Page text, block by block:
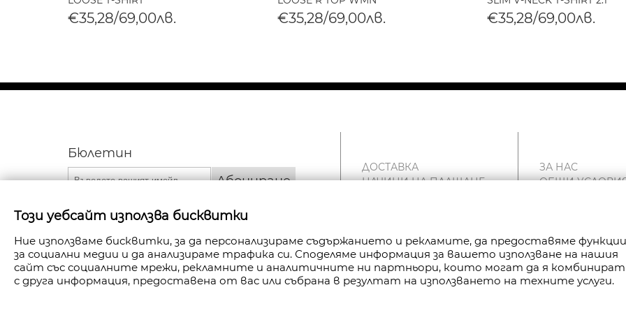
€35,28/69,00лв. €35,28/69,00лв. €35,28/69,00лв.
Бюлетин
Абониране
ДОСТАВКА
НАЧИНИ НА ПЛАЩАНЕ
КОНТАКТИ
ЗА НАС
ОБЩИ
МАГАЗИНИ
Този уебсайт използва бисквитки
Ние използваме бисквитки, за да персонализираме съдържанието и рекламите, да предоставяме функции
за социални медии и да анализираме трафика си. Споделяме информация за вашето използване на нашия
сайт със социалните мрежи, рекламните и аналитичните ни партньори, които могат да я комбинират
с друга информация, предоставена от вас или събрана в резултат на използването на техните услуги.